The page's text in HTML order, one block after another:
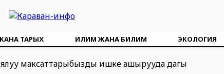
ТАРЫХ ИЛИМ ЖАНА БИЛИМ ЭКОЛОГИЯ